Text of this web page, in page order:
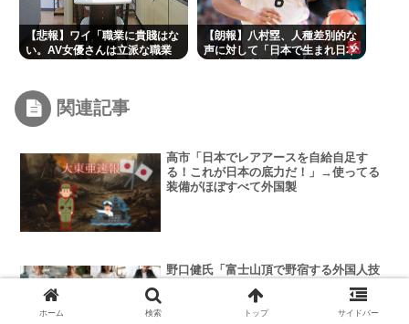
【悲報】ワイ「職業に貴賤はな
い。AV女優さんは立派な職業
【朗報】八村塁、人種差別的な
声に対して「日本で生まれ日本
関連記事
高市「日本でレアアースを自給自足す
る！これが日本の底力だ！」→使ってる
装備がほぼすべて外国製
野口健氏「富士山頂で野宿する外国人技
能実習生がいる。雨降りゃ死ぬぞ」
ホーム 検索 トップ サイドバー